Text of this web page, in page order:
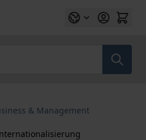
& Management